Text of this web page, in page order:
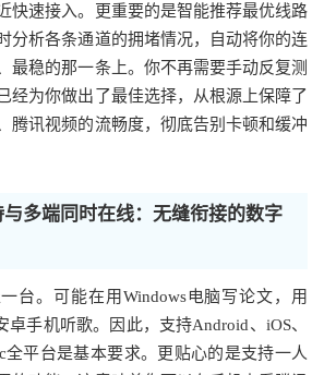
快速接入。更重要的是智能推荐最优线路
分析各条通道的拥堵情况，自动将你的连
最稳的那一条上。你不再需要手动反复测
经为你做出了最佳选择，从根源上保障了
腾讯视频的流畅度，彻底告别卡顿和缓冲
多端同时在线：无缝衔接的数字
台。可能在用Windows电脑写论文，用
卓手机听歌。因此，支持Android、iOS、
全平台是基本要求。更贴心的是支持一人